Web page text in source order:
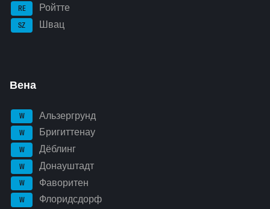
RE Ройтте
SZ Швац
Вена
W Альзергрунд
W Бригиттенау
W Дёблинг
W Донауштадт
W Фаворитен
W Флоридсдорф